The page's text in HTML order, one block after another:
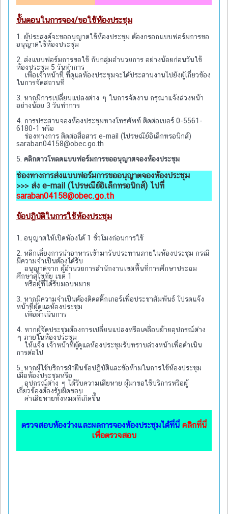
ขั้นตอนในการจอง/ขอใช้ห้องประชุม
1. ผู้ประสงค์จะขออนุญาตใช้ห้องประชุม ต้องกรอกแบบฟอร์มการขอ
อนุญาตใช้ห้องประชุม
2. ส่งแบบฟอร์มการขอใช้ กับกลุ่มอำนวยการ อย่างน้อยก่อนวันใช้
ห้องประชุม 5 วันทำการ
เพื่อเจ้าหน้าที่ ที่ดูแลห้องประชุมจะได้ประสานงานไปยังผู้เกี่ยวข้อง
ในการจัดสถานที่
3. หากมีการเปลี่ยนแปลงต่าง ๆ ในการจัดงาน กรุณาแจ้งล่วงหน้า
อย่างน้อย 3 วันทำการ
4. การประสานจองห้องประชุมทางโทรศัพท์ ติดต่อเบอร์ 0-5561-
6180-1 หรือ
ช่องทางการ ติดต่อสื่อสาร e-mail (ไปรษณีย์อิเล็กทรอนิกส์)
saraban04158@obec.go.th
5. คลิกดาวโหลดแบบฟอร์มการขออนุญาตจองห้องประชุม
ช่องทางการส่งแบบฟอร์มการขออนุญาตจองห้องประชุม
>>> ส่ง e-mail (ไปรษณีย์อิเล็กทรอนิกส์) ไปที่
saraban04158@obec.go.th
ข้อปฏิบัติในการใช้ห้องประชุม
1. อนุญาตให้เปิดห้องได้ 1 ชั่วโมงก่อนการใช้
2. หลีกเลี่ยงการนำอาหารเข้ามารับประทานภายในห้องประชุม กรณี
มีความจำเป็นต้องได้รับ
อนุญาตจาก ผู้อำนวยการสำนักงานเขตพื้นที่การศึกษาประถม
ศึกษาสุโขทัย เขต 1
หรือผู้ที่ได้รับมอบหมาย
3. หากมีความจำเป็นต้องติดสติ๊กเกอร์เพื่อประชาสัมพันธ์ โปรดแจ้ง
หน้าที่ผู้ดูแลห้องประชุม
เพื่อดำเนินการ
4. หากผู้จัดประชุมต้องการเปลี่ยนแปลงหรือเคลื่อนย้ายอุปกรณ์ต่าง
ๆ ภายในห้องประชุม
ให้แจ้ง เจ้าหน้าที่ผู้ดูแลห้องประชุมรับทราบล่วงหน้าเพื่อดำเนิน
การต่อไป
5. หากผู้ใช้บริการฝ่าฝืนข้อปฏิบัติและข้อห้ามในการใช้ห้องประชุม
เมื่อห้องประชุมหรือ
อุปกรณ์ต่าง ๆ ได้รับความเสียหาย ผู้มาขอใช้บริการหรือผู้
เกี่ยวข้องต้องรับผิดชอบ
ค่าเสียหายทั้งหมดที่เกิดขึ้น
ตรวจสอบห้องว่างและผลการจองห้องประชุมได้ที่นี่ คลิกที่นี่
เพื่อตรวจสอบ